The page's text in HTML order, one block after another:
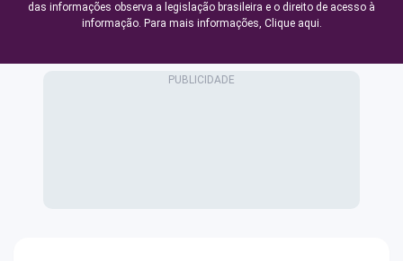
das informações observa a legislação brasileira e o direito de acesso à
informação. Para mais informações, Clique aqui.